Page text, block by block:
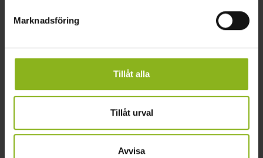
Marknadsföring
Tillåt alla
Tillåt urval
Avvisa